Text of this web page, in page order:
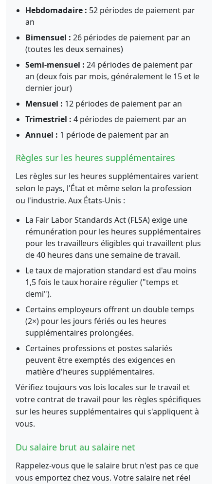
Hebdomadaire : 52 périodes de paiement par
an
Bimensuel : 26 périodes de paiement par an
(toutes les deux semaines)
Semi-mensuel : 24 périodes de paiement par
an (deux fois par mois, généralement le 15 et le
dernier jour)
Mensuel : 12 périodes de paiement par an
Trimestriel : 4 périodes de paiement par an
Annuel : 1 période de paiement par an
Règles sur les heures supplémentaires
Les règles sur les heures supplémentaires varient
selon le pays, l'État et même selon la profession
ou l'industrie. Aux États-Unis :
La Fair Labor Standards Act (FLSA) exige une
rémunération pour les heures supplémentaires
pour les travailleurs éligibles qui travaillent plus
de 40 heures dans une semaine de travail.
Le taux de majoration standard est d'au moins
1,5 fois le taux horaire régulier ("temps et
demi").
Certains employeurs offrent un double temps
(2×) pour les jours fériés ou les heures
supplémentaires prolongées.
Certaines professions et postes salariés
peuvent être exemptés des exigences en
matière d'heures supplémentaires.
Vérifiez toujours vos lois locales sur le travail et
votre contrat de travail pour les règles spécifiques
sur les heures supplémentaires qui s'appliquent à
vous.
Du salaire brut au salaire net
Rappelez-vous que le salaire brut n'est pas ce que
vous emportez chez vous. Votre salaire net réel